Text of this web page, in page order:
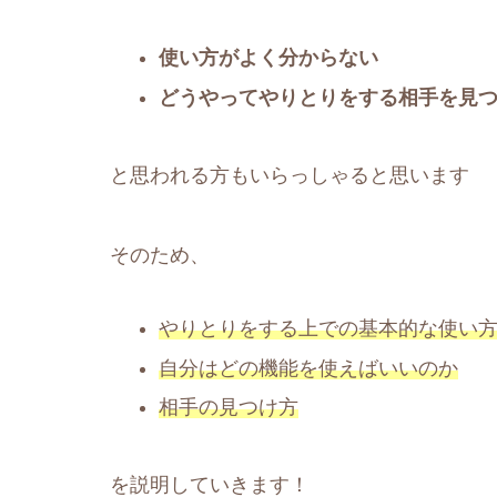
使い方がよく分からない
どうやってやりとりをする相手を見
と思われる方もいらっしゃると思います
そのため、
やりとりをする上での基本的な使い方
自分はどの機能を使えばいいのか
相手の見つけ方
を説明していきます！